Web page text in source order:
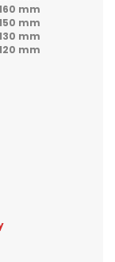
mm
mm
mm
mm